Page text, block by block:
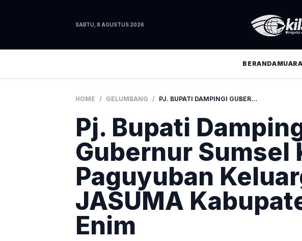
SABTU, 8 AGUSTUS 2026
BERANDA
HOME / GELUMBANG / PJ. BUPATI DAMPINGI GUBERNUR SUMSEL KUKUHKAN PAGUYUBAN KELUARGA JASUMA KABUPATEN MUARA ENIM
Pj. Bupati
Gubernur Sumsel
Paguyuban
JASUMA
Enim